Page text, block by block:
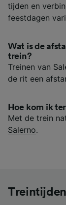
tijden en
feestdagen
Wat is de
trein?
Treinen van
de rit een
Hoe kom ik
Met de trein
Salerno.